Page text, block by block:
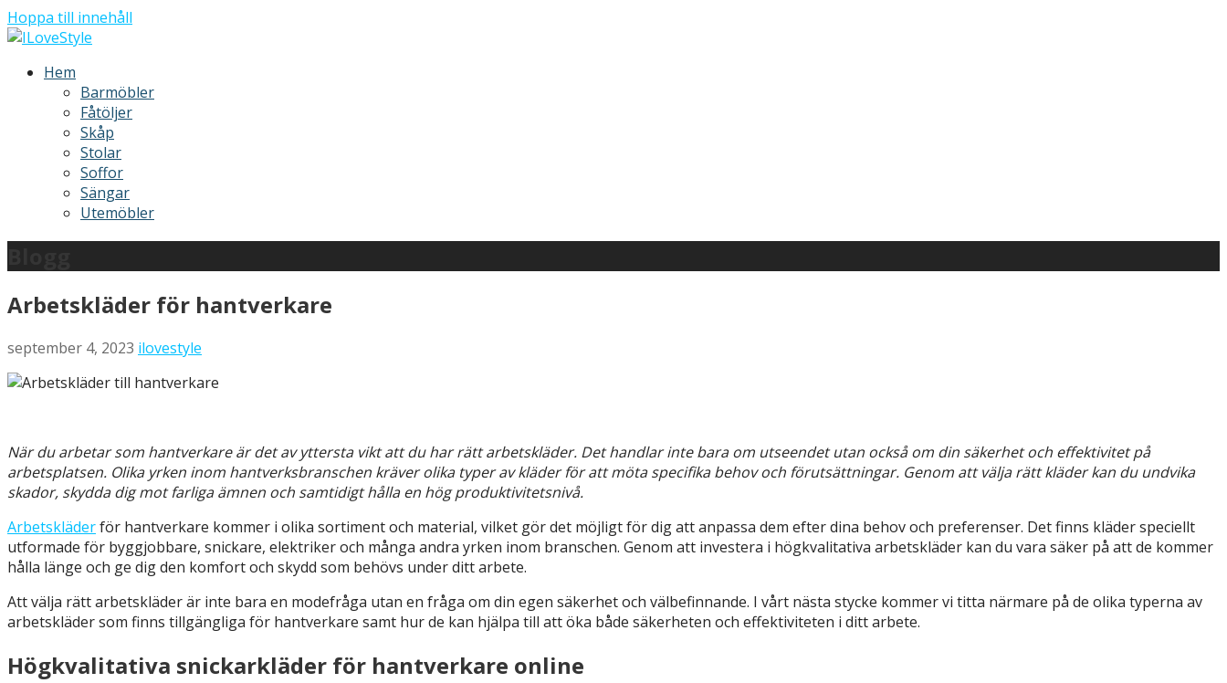
Hoppa till innehåll
Hem
Barmöbler
Fåtöljer
Skåp
Stolar
Soffor
Sängar
Utemöbler
Arbetskläder för hantverkare
september 4, 2023 ilovestyle
När du arbetar som hantverkare är det av yttersta vikt att du har rätt arbetskläder. Det handlar inte bara om utseendet utan också om din säkerhet och effektivitet på
arbetsplatsen. Olika yrken inom hantverksbranschen kräver olika typer av kläder för att möta specifika behov och förutsättningar. Genom att välja rätt kläder kan du undvika
skador, skydda dig mot farliga ämnen och samtidigt hålla en hög produktivitetsnivå.
Arbetskläderför hantverkare kommer i olika sortiment och material, vilket gör det möjligt för dig att anpassa dem efter dina behov och preferenser. Det finns kläder speciellt
utformade för byggjobbare, snickare, elektriker och många andra yrken inom branschen. Genom att investera i högkvalitativa arbetskläder kan du vara säker på att de kommer
hålla länge och ge dig den komfort och skydd som behövs under ditt arbete.
Att välja rätt arbetskläder är inte bara en modefråga utan en fråga om din egen säkerhet och välbefinnande. I vårt nästa stycke kommer vi titta närmare på de olika typerna av
arbetskläder som finns tillgängliga för hantverkare samt hur de kan hjälpa till att öka både säkerheten och effektiviteten i ditt arbete.
Högkvalitativa snickarkläder för hantverkare online